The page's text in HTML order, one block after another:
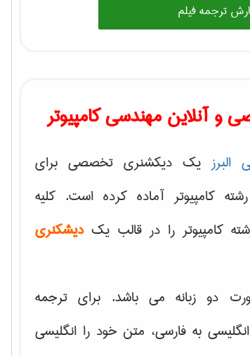
ترجمه فیلم
آنلاین مهندسی کامپیوتر
یک دیکشنری تخصصی برای
کامپیوتر آماده کرده است. کلیه
کامپیوتر را در قالب یکدیشکنری
دو زبانه می باشد. برای ترجمه
به فارسی، متن خود را انگلیسی